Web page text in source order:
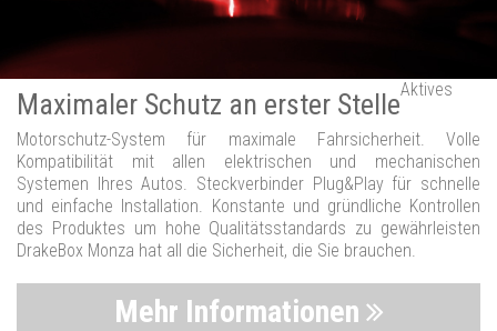
Maximaler Schutz an erster StelleAktives
Motorschutz-System für maximale Fahrsicherheit. Volle
Kompatibilität mit allen elektrischen und mechanischen
Systemen Ihres Autos. Steckverbinder Plug&Play für schnelle
und einfache Installation. Konstante und gründliche Kontrollen
des Produktes um hohe Qualitätsstandards zu gewährleisten
DrakeBox Monza hat all die Sicherheit, die Sie brauchen.
Mehr Informationen